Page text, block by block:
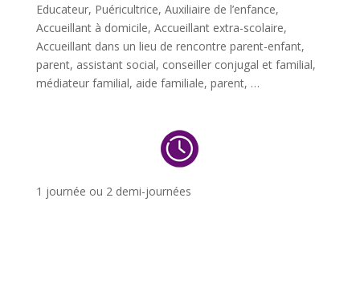
Educateur, Puéricultrice, Auxiliaire de l’enfance,
Accueillant à domicile, Accueillant extra-scolaire,
Accueillant dans un lieu de rencontre parent-enfant,
parent, assistant social, conseiller conjugal et familial,
médiateur familial, aide familiale, parent, …
1 journée ou 2 demi-journées